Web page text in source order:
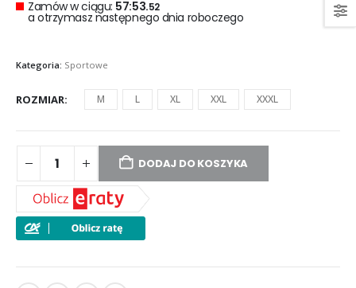
Zamów w ciągu: 57:53.52
a otrzymasz następnego dnia roboczego
Kategoria: Sportowe
ROZMIAR M L XL XXL XXXL
DODAJ DO KOSZYKA